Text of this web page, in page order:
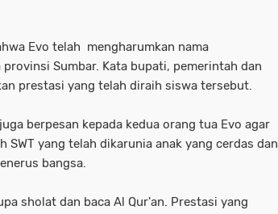
Evo telah mengharumkan nama
provinsi Sumbar. Kata bupati, pemerintah dan
prestasi yang telah diraih siswa tersebut.
berpesan kepada kedua orang tua Evo agar
SWT yang telah dikarunia anak yang cerdas dan
bangsa.
sholat dan baca Al Qur'an. Prestasi yang